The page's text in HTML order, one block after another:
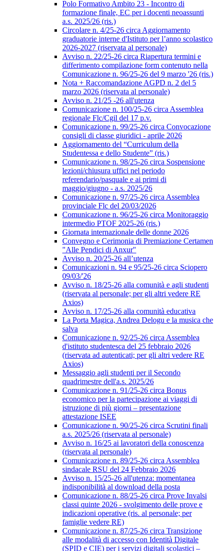
Polo Formativo Ambito 23 - Incontro di
formazione finale, EC per i docenti neoassunti
a.s. 2025/26 (ris.)
Circolare n. 4/25-26 circa Aggiornamento
graduatorie interne d'Istituto per l’anno scolastico
2026-2027 (riservata al personale)
Avviso n. 22/25-26 circa Riapertura termini e
differimento compilazione form contenuto nella
Comunicazione n. 96/25-26 del 9 marzo '26 (ris.)
Nota + Raccomandazione AGPD n. 2 del 5
marzo 2026 (riservata al personale)
Avviso n. 21/25 -26 all'utenza
Comunicazione n. 100/25-26 circa Assemblea
regionale Flc/Cgil del 17 p.v.
Comunicazione n. 99/25-26 circa Convocazione
consigli di classe giuridici - aprile 2026
Aggiornamento del “Curriculum della
Studentessa e dello Studente” (ris.)
Comunicazione n. 98/25-26 circa Sospensione
lezioni/chiusura uffici nel periodo
referendario/pasquale e ai primi di
maggio/giugno - a.s. 2025/26
Comunicazione n. 97/25-26 circa Assemblea
provinciale Flc del 20/03/2026
Comunicazione n. 96/25-26 circa Monitoraggio
intermedio PTOF 2025-26 (ris.)
Giornata internazionale delle donne 2026
Convegno e Cerimonia di Premiazione Certamen
"Alle Pendici di Anxur"
Avviso n. 20/25-26 all’utenza
Comunicazioni n. 94 e 95/25-26 circa Sciopero
09/03/'26
Avviso n. 18/25-26 alla comunità e agli studenti
(riservata al personale; per gli altri vedere RE
Axios)
Avviso n. 17/25-26 alla comunità educativa
La Porta Magica, Andrea Delogu e la musica che
salva
Comunicazione n. 92/25-26 circa Assemblea
d'istituto studentesca del 25 febbraio 2026
(riservata ad autenticati; per gli altri vedere RE
Axios)
Messaggio agli studenti per il Secondo
quadrimestre dell'a.s. 2025/26
Comunicazione n. 91/25-26 circa Bonus
economico per la partecipazione ai viaggi di
istruzione di più giorni – presentazione
attestazione ISEE
Comunicazione n. 90/25-26 circa Scrutini finali
a.s. 2025/26 (riservata al personale)
Avviso n. 16/25 ai lavoratori della conoscenza
(riservata al personale)
Comunicazione n. 89/25-26 circa Assemblea
sindacale RSU del 24 Febbraio 2026
Avviso n. 15/25-26 all'utenza: momentanea
indisponibilità al download della posta
Comunicazione n. 88/25-26 circa Prove Invalsi
classi quinte 2026 - svolgimento delle prove e
indicazioni operative (ris. al personale; per
famiglie vedere RE)
Comunicazione n. 87/25-26 circa Transizione
alle modalità di accesso con Identità Digitale
(SPID e CIE) per i servizi digitali scolastici –